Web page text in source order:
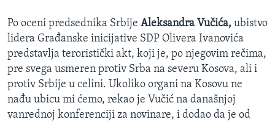
Po oceni predsednika Srbije Aleksandra Vučića, ubistvo
lidera Građanske inicijative SDP Olivera Ivanovića
predstavlja teroristički akt, koji je, po njegovim rečima,
pre svega usmeren protiv Srba na severu Kosova, ali i
protiv Srbije u celini. Ukoliko organi na Kosovu ne
nađu ubicu mi ćemo, rekao je Vučić na današnjoj
vanrednoj konferenciji za novinare, i dodao da je od